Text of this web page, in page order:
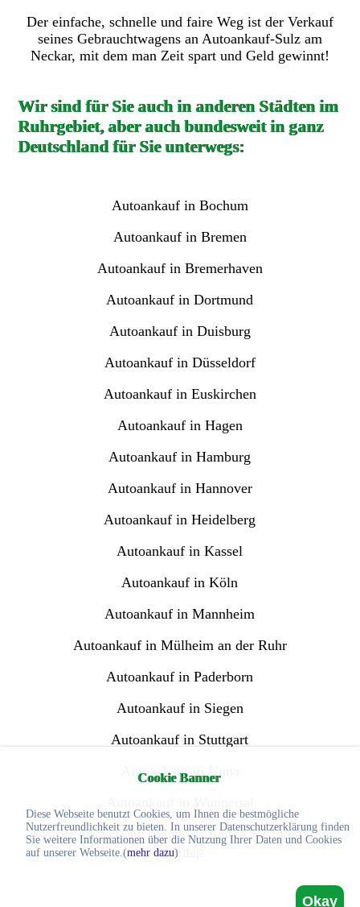
Cookie Banner
Diese Webseite benutzt Cookies, um Ihnen die bestmögliche
Nutzerfreundlichkeit zu bieten. In unserer Datenschutzerklärung finden
Sie weitere Informationen über die Nutzung Ihrer Daten und Cookies
auf unserer Webseite.(mehr dazu)
Okay
Der einfache, schnelle und faire Weg ist der Verkauf
seines Gebrauchtwagens an Autoankauf-Sulz am
Neckar, mit dem man Zeit spart und Geld gewinnt!
Wir sind für Sie auch in anderen Städten im
Ruhrgebiet, aber auch bundesweit in ganz
Deutschland für Sie unterwegs:
Autoankauf in Bochum
Autoankauf in Bremen
Autoankauf in Bremerhaven
Autoankauf in Dortmund
Autoankauf in Duisburg
Autoankauf in Düsseldorf
Autoankauf in Euskirchen
Autoankauf in Hagen
Autoankauf in Hamburg
Autoankauf in Hannover
Autoankauf in Heidelberg
Autoankauf in Kassel
Autoankauf in Köln
Autoankauf in Mannheim
Autoankauf in Mülheim an der Ruhr
Autoankauf in Paderborn
Autoankauf in Siegen
Autoankauf in Stuttgart
Autoankauf in Unna
Weitere Autoankauf Standorte finden Sie in unserer
Sitemap